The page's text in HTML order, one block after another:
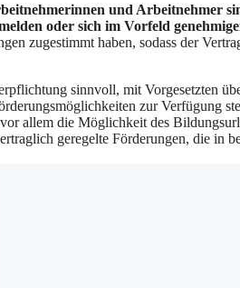
und Arbeitnehmer
oder sich im Vorfeld
zugestimmt haben, sodass der
sinnvoll, mit Vorgesetzten
zur Verfügung
allem die Möglichkeit des
geregelte Förderungen, die in